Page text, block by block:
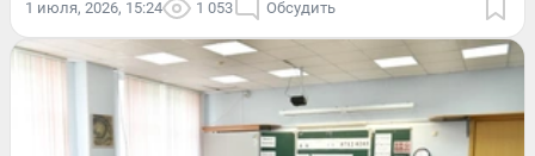
1 июля, 2026, 15:24 1 053 Обсудить